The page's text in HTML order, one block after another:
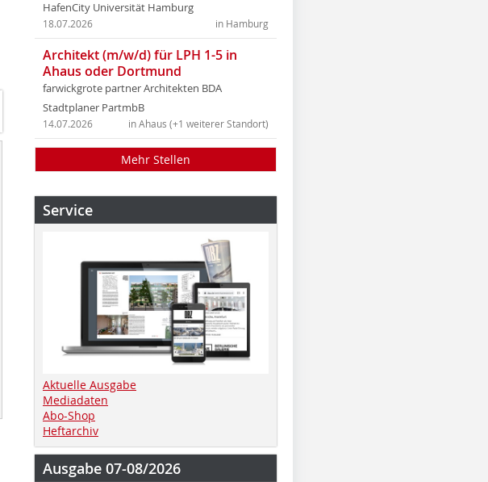
HafenCity Universität Hamburg
in Hamburg
18.07.2026
Architekt (m/w/d) für LPH 1-5 in
Ahaus oder Dortmund
farwickgrote partner Architekten BDA
Stadtplaner PartmbB
in Ahaus (+1 weiterer Standort)
14.07.2026
Mehr Stellen
Service
Aktuelle Ausgabe
Mediadaten
Abo-Shop
Heftarchiv
Ausgabe 07-08/2026